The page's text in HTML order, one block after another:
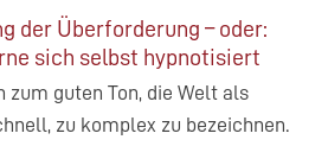
der Überforderung – oder:
sich selbst hypnotisiert
zum guten Ton, die Welt als
zu komplex zu bezeichnen.